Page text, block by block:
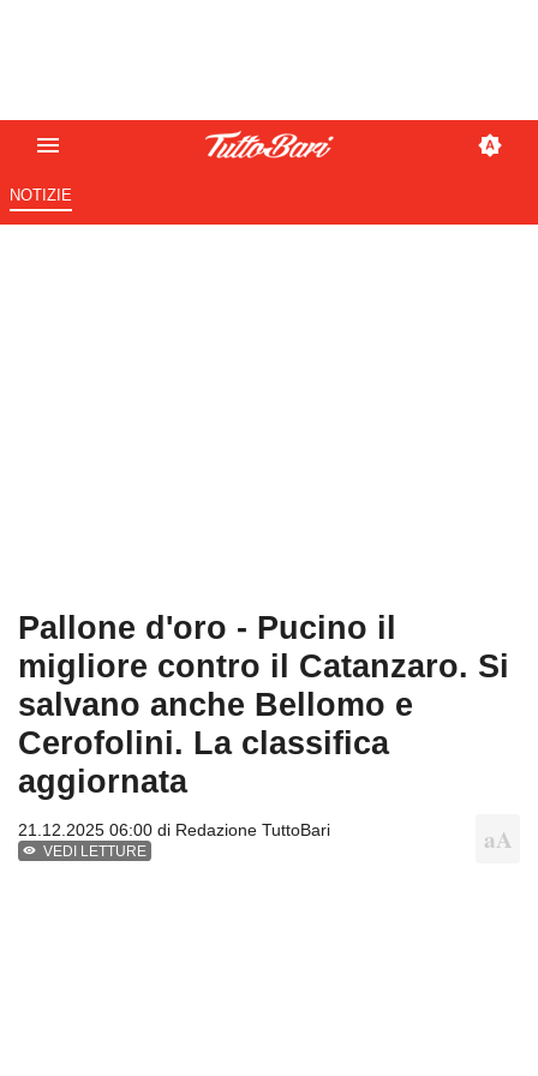
NOTIZIE
Pallone d'oro - Pucino il
migliore contro il Catanzaro. Si
salvano anche Bellomo e
Cerofolini. La classifica
aggiornata
21.12.2025 06:00 di Redazione TuttoBari
VEDI LETTURE